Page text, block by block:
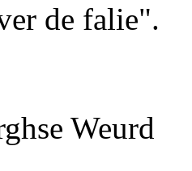
de falie".
Weurd